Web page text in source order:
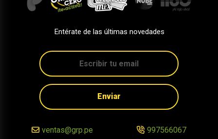
Entérate de las últimas novedades
Enviar
ventas@grp.pe 997566067